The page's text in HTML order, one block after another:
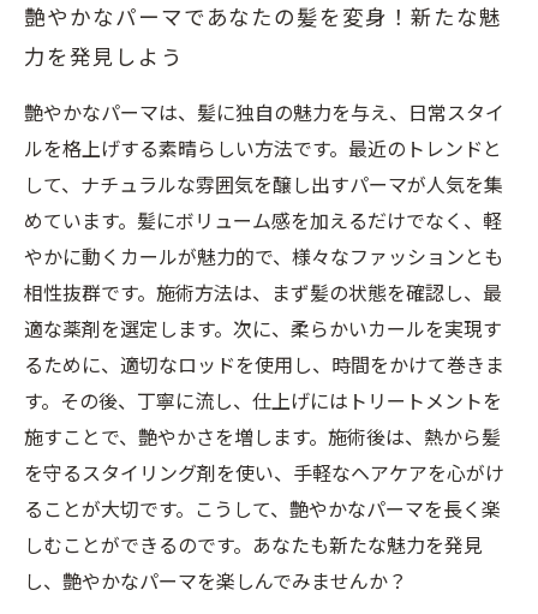
艶やかなパーマであなたの髪を変身！新たな魅
力を発見しよう
艶やかなパーマは、髪に独自の魅力を与え、日常スタイ
ルを格上げする素晴らしい方法です。最近のトレンドと
して、ナチュラルな雰囲気を醸し出すパーマが人気を集
めています。髪にボリューム感を加えるだけでなく、軽
やかに動くカールが魅力的で、様々なファッションとも
相性抜群です。施術方法は、まず髪の状態を確認し、最
適な薬剤を選定します。次に、柔らかいカールを実現す
るために、適切なロッドを使用し、時間をかけて巻きま
す。その後、丁寧に流し、仕上げにはトリートメントを
施すことで、艶やかさを増します。施術後は、熱から髪
を守るスタイリング剤を使い、手軽なヘアケアを心がけ
ることが大切です。こうして、艶やかなパーマを長く楽
しむことができるのです。あなたも新たな魅力を発見
し、艶やかなパーマを楽しんでみませんか？